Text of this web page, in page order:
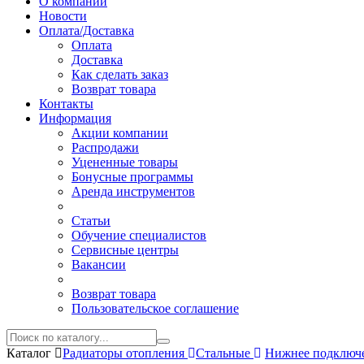
Новости
Оплата/Доставка
Оплата
Доставка
Как сделать заказ
Возврат товара
Контакты
Информация
Акции компании
Распродажи
Уцененные товары
Бонусные программы
Аренда инструментов
Статьи
Обучение специалистов
Сервисные центры
Вакансии
Возврат товара
Пользовательское соглашение
Каталог Радиаторы отопления Стальные Нижнее